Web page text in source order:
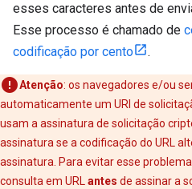
esses caracteres antes de
Esse processo é chamado de
codificação por cento
.
Atenção: os navegadores e/ou
automaticamente um URI de
usam a assinatura de solicitação
assinatura se a codificação do URL
assinatura. Para evitar esse
consulta em URL antes de assinar a